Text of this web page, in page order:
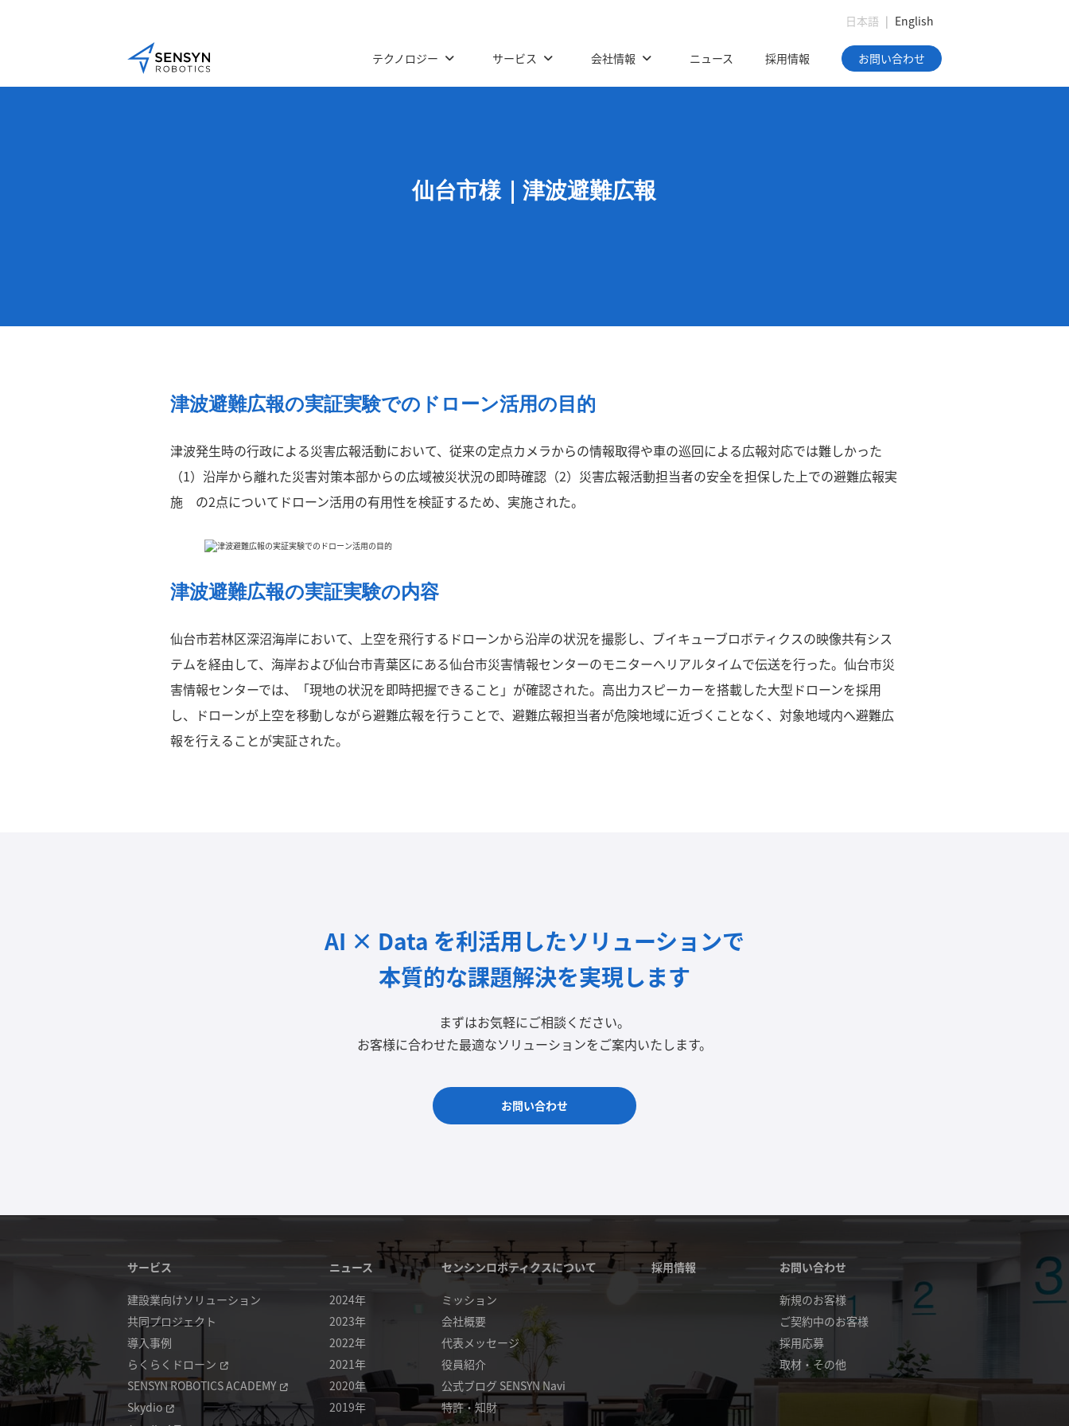
日本語 | English
テクノロジー サービス 会社情報 ニュース 採用情報 お問い合わせ
仙台市様｜津波避難広報
津波避難広報の実証実験でのドローン活用の目的
津波発生時の行政による災害広報活動において、従来の定点カメラからの情報取得や車の巡回による広報対応では難しかった
（1）沿岸から離れた災害対策本部からの広域被災状況の即時確認（2）災害広報活動担当者の安全を担保した上での避難広報実
施 の2点についてドローン活用の有用性を検証するため、実施された。
津波避難広報の実証実験の内容
仙台市若林区深沼海岸において、上空を飛行するドローンから沿岸の状況を撮影し、ブイキューブロボティクスの映像共有シス
テムを経由して、海岸および仙台市青葉区にある仙台市災害情報センターのモニターへリアルタイムで伝送を行った。仙台市災
害情報センターでは、「現地の状況を即時把握できること」が確認された。高出力スピーカーを搭載した大型ドローンを採用
し、ドローンが上空を移動しながら避難広報を行うことで、避難広報担当者が危険地域に近づくことなく、対象地域内へ避難広
報を行えることが実証された。
AI × Data を利活用したソリューションで
本質的な課題解決を実現します
まずはお気軽にご相談ください。
お客様に合わせた最適なソリューションをご案内いたします。
お問い合わせ
サービス
建設業向けソリューション
共同プロジェクト
導入事例
らくらくドローン
SENSYN ROBOTICS ACADEMY
Skydio
ニュース
2024年
2023年
2022年
2021年
2020年
2019年
センシンロボティクスについて
ミッション
会社概要
代表メッセージ
役員紹介
公式ブログ SENSYN Navi
特許・知財
採用情報 お問い合わせ
新規のお客様
ご契約中のお客様
採用応募
取材・その他